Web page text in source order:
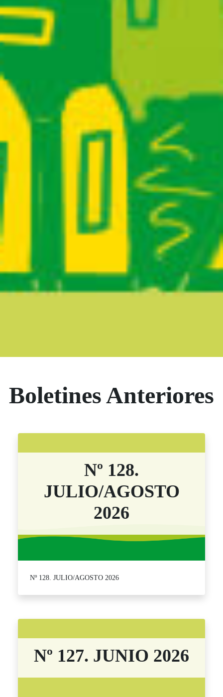
Boletín
Boletines Anteriores
Nº 128.
JULIO/AGOSTO
2026
Nº 128. JULIO/AGOSTO 2026
Nº 127. JUNIO 2026